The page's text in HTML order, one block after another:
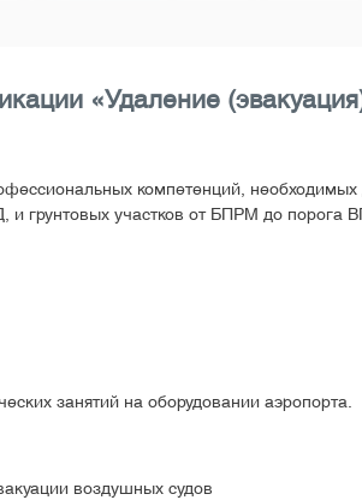
«Удаление
компетенций, необходимых
грунтовых участков от БПРМ до порога
занятий на оборудовании аэропорта.
воздушных судов